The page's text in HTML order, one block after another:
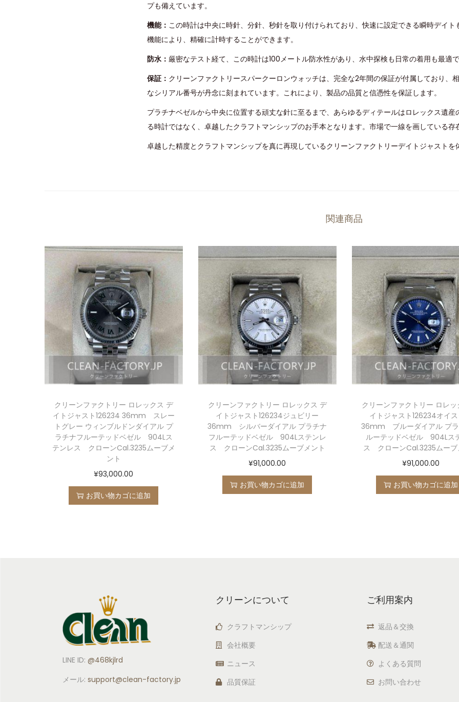
プも備えています。
機能： この時計は中央に時針、分針、秒針を取り付けられており、快速に設定できる瞬時デイ
機能により、精確に計時することができます。
防水： 厳密なテスト経て、この時計は100メートル防水性があり、水中探検も日常の着用も最適
保証： クリーンファクトリースパークーロンウォッチは、完全な2年間の保証が付属しており、
なシリアル番号が丹念に刻まれています。これにより、製品の品質と信憑性を保証します。
プラチナベゼルから中央に位置する頑丈な針に至るまで、あらゆるディテールはロレックス遺
る時計ではなく、卓越したクラフトマンシップのお手本となります。市場で一線を画している存
卓越した精度とクラフトマンシップを真に再現しているクリーンファクトリーデイトジャストを
関連商品
クリーンファクトリー ロレックス デ
イトジャスト126234 36mm スレー
トグレー ウィンブルドンダイアル プ
ラチナフルーテッドベゼル 904Lス
テンレス クローンCal.3235ムーブメ
ント
¥93,000.00
お買い物カゴに追加
クリーンファクトリー ロレックス デ
イトジャスト126234ジュビリー
36mm シルバーダイアル プラチナ
フルーテッドベゼル 904Lステンレ
ス クローンCal.3235ムーブメント
¥91,000.00
お買い物カゴに追加
クリーンファクトリー ロレ
イトジャスト126234オイ
36mm ブルーダイアル プ
ルーテッドベゼル 904Lス
ス クローンCal.3235ムーブ
¥91,000.00
お買い物カゴに追加
LINE ID: @468kjlrd
メール: support@clean-factory.jp
クリーンについて
クラフトマンシップ
会社概要
ニュース
品質保証
ご利用案内
返品＆交換
配送＆通関
よくある質問
お問い合わせ